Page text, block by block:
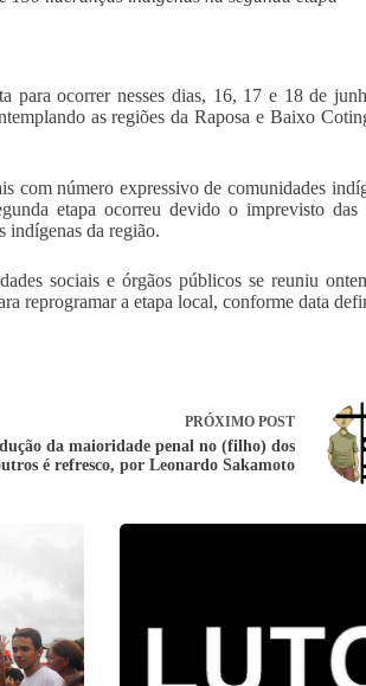
para ocorrer nesses dias, 16, 17 e 18 de
as regiões da Raposa e Baixo
com número expressivo de comunidades
etapa ocorreu devido o imprevisto das
indígenas da região.
sociais e órgãos públicos se reuniu
reprogramar a etapa local, conforme data
PRÓXIMO POST
da maioridade penal no (filho) dos
é refresco, por Leonardo Sakamoto